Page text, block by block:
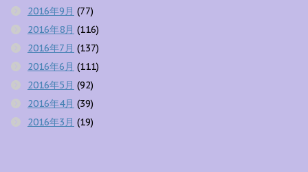
2016年9月 (77)
2016年8月 (116)
2016年7月 (137)
2016年6月 (111)
2016年5月 (92)
2016年4月 (39)
2016年3月 (19)